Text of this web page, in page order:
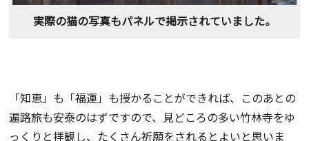
実際の猫の写真もパネルで掲示されていました。
「知恵」も「福運」も授かることができれば、このあとの
遍路旅も安泰のはずですので、見どころの多い竹林寺をゆ
っくりと拝観し、たくさん祈願をされるとよいと思いま